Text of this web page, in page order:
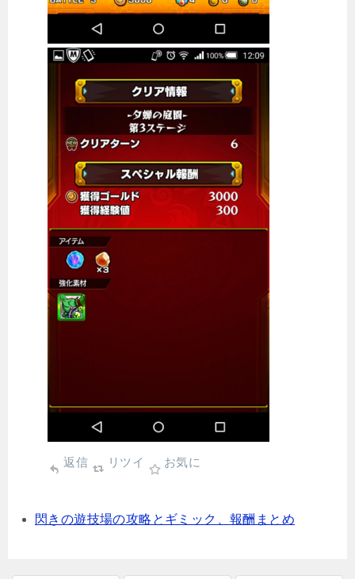
返信 リツイ お気に
閃きの遊技場の攻略とギミック、報酬まとめ